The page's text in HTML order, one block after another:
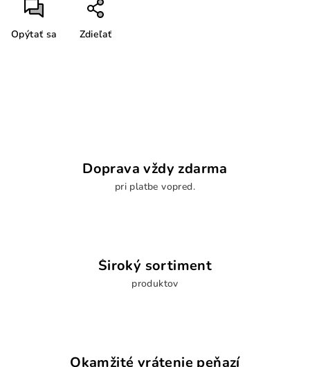
Opýtať sa Zdieľať
Doprava vždy zdarma
pri platbe vopred.
Široký sortiment
produktov
Okamžité vrátenie peňazí